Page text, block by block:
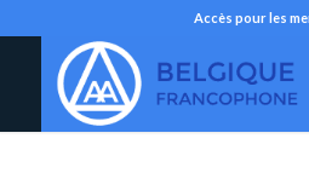
Accès pour les